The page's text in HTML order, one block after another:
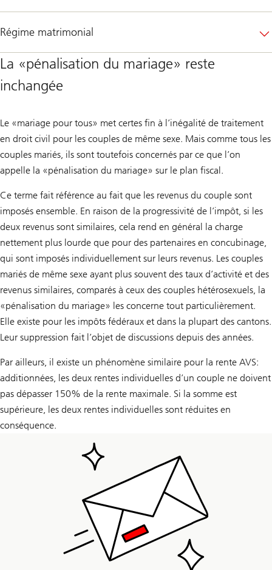
Régime matrimonial
La «pénalisation du mariage» reste
inchangée
Le «mariage pour tous» met certes fin à l’inégalité de traitement
en droit civil pour les couples de même sexe. Mais comme tous les
couples mariés, ils sont toutefois concernés par ce que l’on
appelle la «pénalisation du mariage» sur le plan fiscal.
Ce terme fait référence au fait que les revenus du couple sont
imposés ensemble. En raison de la progressivité de l’impôt, si les
deux revenus sont similaires, cela rend en général la charge
nettement plus lourde que pour des partenaires en concubinage,
qui sont imposés individuellement sur leurs revenus. Les couples
mariés de même sexe ayant plus souvent des taux d’activité et des
revenus similaires, comparés à ceux des couples hétérosexuels, la
«pénalisation du mariage» les concerne tout particulièrement.
Elle existe pour les impôts fédéraux et dans la plupart des cantons.
Leur suppression fait l’objet de discussions depuis des années.
Par ailleurs, il existe un phénomène similaire pour la rente AVS:
additionnées, les deux rentes individuelles d’un couple ne doivent
pas dépasser 150% de la rente maximale. Si la somme est
supérieure, les deux rentes individuelles sont réduites en
conséquence.